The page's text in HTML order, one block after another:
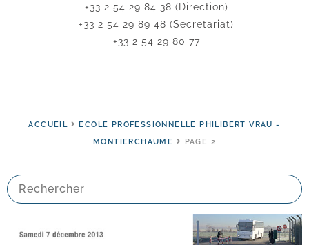
+33 2 54 29 84 38 (Direction)
+33 2 54 29 89 48 (Secretariat)
+33 2 54 29 80 77
ACCUEIL
ECOLE PROFESSIONNELLE PHILIBERT VRAU -
MONTIERCHAUME
PAGE 2